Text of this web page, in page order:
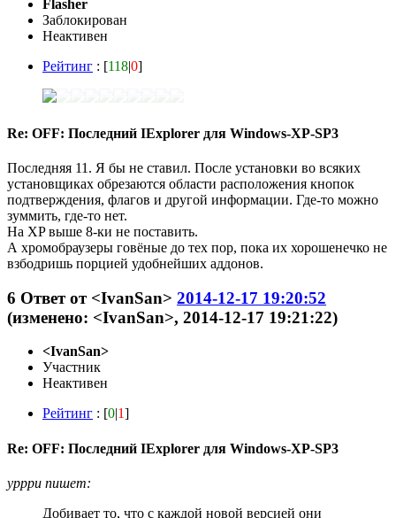
Flasher
Заблокирован
Неактивен
Рейтинг : [118|0]
Re: OFF: Последний IExplorer для Windows-XP-SP3
Последняя 11. Я бы не ставил. После установки во всяких
установщиках обрезаются области расположения кнопок
подтверждения, флагов и другой информации. Где-то можно
зуммить, где-то нет.
На XP выше 8-ки не поставить.
А хромобраузеры говёные до тех пор, пока их хорошенечко не
взбодришь порцией удобнейших аддонов.
6 Ответ от <IvanSan> 2014-12-17 19:20:52
(изменено: <IvanSan>, 2014-12-17 19:21:22)
<IvanSan>
Участник
Неактивен
Рейтинг : [0|1]
Re: OFF: Последний IExplorer для Windows-XP-SP3
ypppu пишет:
Добивает то, что с каждой новой версией они